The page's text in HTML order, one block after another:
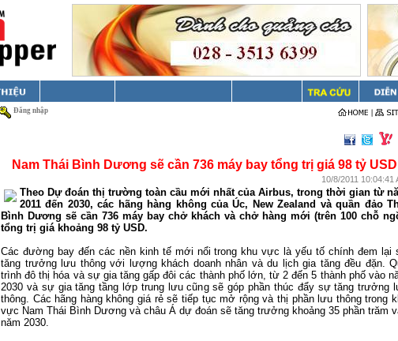
Đăng nhập
Nam Thái Bình Dương sẽ cần 736 máy bay tổng trị giá 98 tỷ USD
10/8/2011 10:04:41
Theo Dự đoán thị trường toàn cầu mới nhất của Airbus, trong thời gian từ
2011 đến 2030, các hãng hàng không của Úc, New Zealand và quần đảo
Bình Dương sẽ cần 736 máy bay chở khách và chở hàng mới (trên 100 chỗ
tổng trị giá khoảng 98 tỷ USD.
Các đường bay đến các nền kinh tế mới nổi trong khu vực là yếu tố chính đem lại
tăng trưởng lưu thông với lượng khách doanh nhân và du lịch gia tăng đều đặn.
trình đô thị hóa và sự gia tăng gấp đôi các thành phố lớn, từ 2 đến 5 thành phố vào
2030 và sự gia tăng tầng lớp trung lưu cũng sẽ góp phần thúc đẩy sự tăng trưởng
thông. Các hãng hàng không giá rẻ sẽ tiếp tục mở rộng và thị phần lưu thông trong
vực Nam Thái Bình Dương và châu Á dự đoán sẽ tăng trưởng khoảng 35 phần trăm
năm 2030.